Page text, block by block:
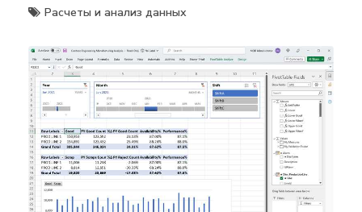
Расчеты и анализ данных